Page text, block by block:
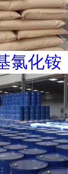
氯化铵